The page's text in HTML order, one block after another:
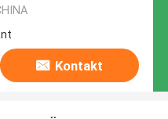
Kontakt